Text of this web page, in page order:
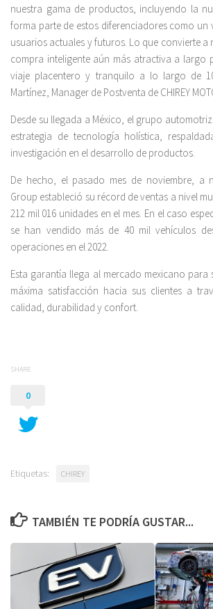
nuestra gama de productos, incluyendo la
forma parte de estos diferenciadores como
usuarios actuales y futuros. Lo que convierte a
compra inteligente aún más atractiva a largo
viaje placentero y tranquilo a lo largo de
Martínez, Manager de Postventa de CHIREY
Desde su llegada a México, el grupo
estrategia de tecnología holística,
investigación en el desarrollo de productos.
De hecho, el pasado mes de noviembre, a
Group estableció su récord de ventas a nivel
212 mil 016 unidades en el mes. En el caso
se han vendido más de 40 mil vehículos
operaciones en el 2022.
Esta garantía llega al mercado mexicano para
máxima satisfacción hacia sus clientes a
calidad, durabilidad y confort.
SHARE
0
Etiquetas: CHIREY
TAMBIÉN TE PODRÍA GUSTAR...